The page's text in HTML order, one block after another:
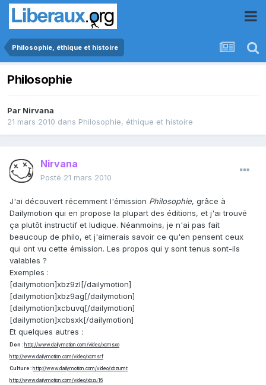
Philosophie, éthique et histoire
Philosophie
Par Nirvana
21 mars 2010 dans Philosophie, éthique et histoire
Nirvana
Posté 21 mars 2010
J'ai découvert récemment l'émission Philosophie, grâce à
Dailymotion qui en propose la plupart des éditions, et j'ai trouvé
ça plutôt instructif et ludique. Néanmoins, je n'ai pas fait
beaucoup de philo, et j'aimerais savoir ce qu'en pensent ceux
qui ont vu cette émission. Les propos qui y sont tenus sont-ils
valables ?
Exemples :
[dailymotion]xbz9zl[/dailymotion]
[dailymotion]xbz9ag[/dailymotion]
[dailymotion]xcbuvq[/dailymotion]
[dailymotion]xcbsxk[/dailymotion]
Et quelques autres :
Don : http://www.dailymotion.com/video/xcmsxo
http://www.dailymotion.com/video/xcmsrf
Culture : http://www.dailymotion.com/video/xbzumt
http://www.dailymotion.com/video/xbzu16